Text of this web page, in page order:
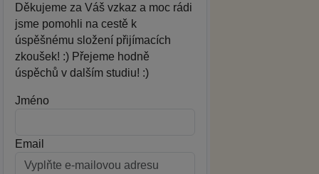
Děkujeme za Váš vzkaz a moc rádi
jsme pomohli na cestě k
úspěšnému složení přijímacích
zkoušek! :) Přejeme hodně
úspěchů v dalším studiu! :)
Jméno
Email